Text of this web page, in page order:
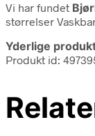
Vi har fundet
størrelser
Yderlige
Produkt id: